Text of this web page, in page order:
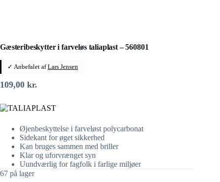
Gæsteribeskytter i farveløs taliaplast – 560801
✓ Anbefalet afLars Jensen
109,00 kr.
Øjenbeskyttelse i farveløst polycarbonat
Sidekant for øget sikkerhed
Kan bruges sammen med briller
Klar og uforvrænget syn
Uundværlig for fagfolk i farlige miljøer
67 på lager